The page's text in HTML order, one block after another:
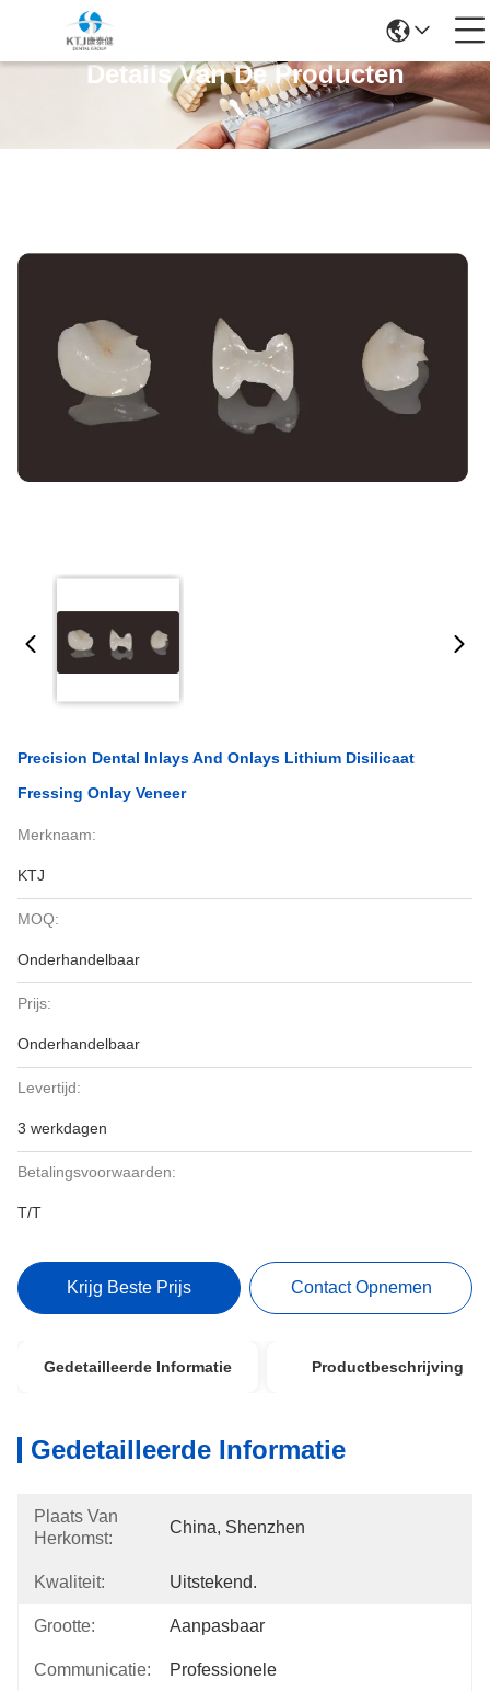
Details Van De Producten
Precision Dental Inlays And Onlays Lithium Disilicaat
Fressing Onlay Veneer
Merknaam:
KTJ
MOQ:
Onderhandelbaar
Prijs:
Onderhandelbaar
Levertijd:
3 werkdagen
Betalingsvoorwaarden:
T/T
Krijg Beste Prijs Contact Opnemen
Gedetailleerde Informatie Productbeschrijving
Gedetailleerde Informatie
Plaats Van
Herkomst:
China, Shenzhen
Kwaliteit: Uitstekend.
Grootte: Aanpasbaar
Communicatie: Professionele